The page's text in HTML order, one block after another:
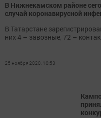
В Нижнекамском районе
случай коронавирусной
В Татарстане
них 4 – завозные, 72 –
25 ноября 2020, 10:53